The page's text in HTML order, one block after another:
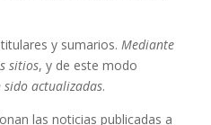
titulares y sumarios.Mediante
sitios, y de este modo
actualizadas.
las noticias publicadas a